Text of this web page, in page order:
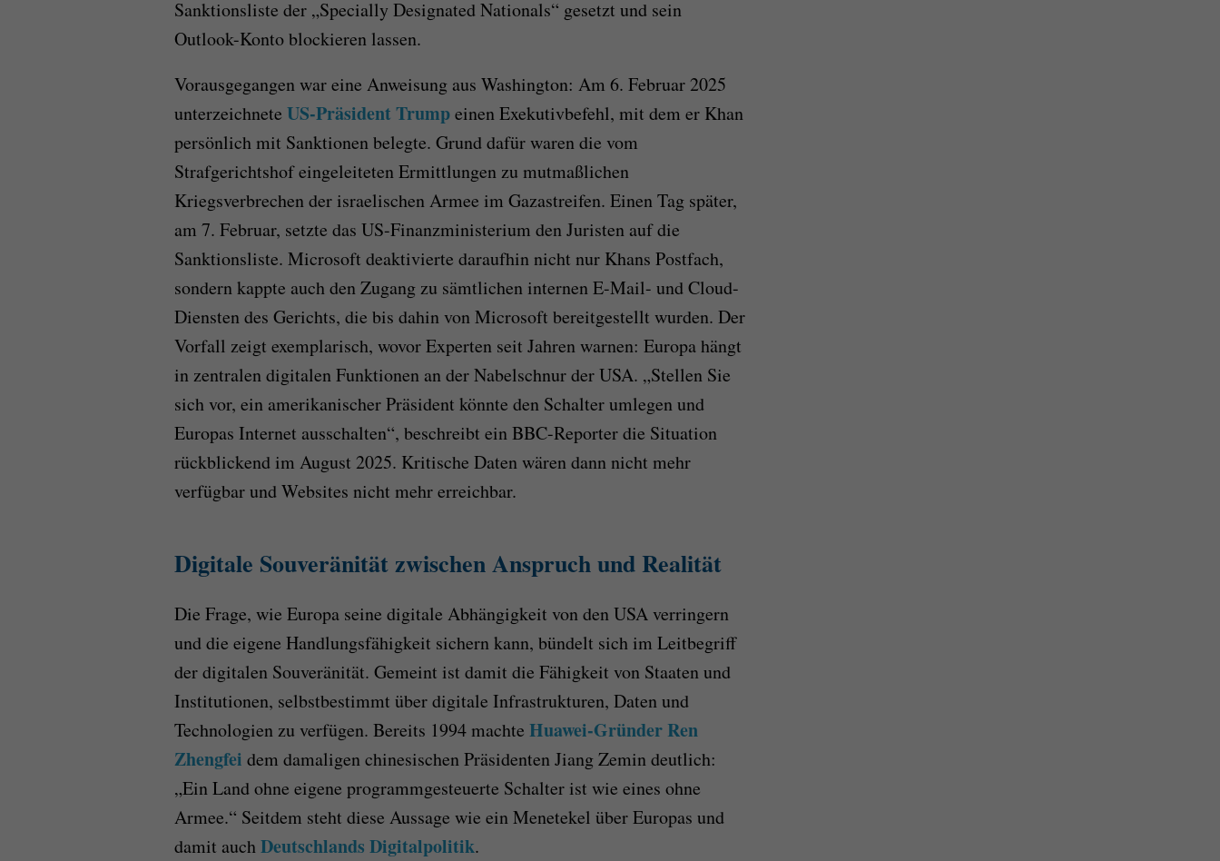
Sanktionsliste der „Specially Designated Nationals“ gesetzt und sein
Outlook-Konto blockieren lassen.
Vorausgegangen war eine Anweisung aus Washington: Am 6. Februar 2025
unterzeichnete US-Präsident Trumpeinen Exekutivbefehl, mit dem er Khan
persönlich mit Sanktionen belegte. Grund dafür waren die vom
Strafgerichtshof eingeleiteten Ermittlungen zu mutmaßlichen
Kriegsverbrechen der israelischen Armee im Gazastreifen. Einen Tag später,
am 7. Februar, setzte das US-Finanzministerium den Juristen auf die
Sanktionsliste. Microsoft deaktivierte daraufhin nicht nur Khans Postfach,
sondern kappte auch den Zugang zu sämtlichen internen E-Mail- und Cloud-
Diensten des Gerichts, die bis dahin von Microsoft bereitgestellt wurden. Der
Vorfall zeigt exemplarisch, wovor Experten seit Jahren warnen: Europa hängt
in zentralen digitalen Funktionen an der Nabelschnur der USA. „Stellen Sie
sich vor, ein amerikanischer Präsident könnte den Schalter umlegen und
Europas Internet ausschalten“, beschreibt ein BBC-Reporter die Situation
rückblickend im August 2025. Kritische Daten wären dann nicht mehr
verfügbar und Websites nicht mehr erreichbar.
Digitale Souveränität zwischen Anspruch und Realität
Die Frage, wie Europa seine digitale Abhängigkeit von den USA verringern
und die eigene Handlungsfähigkeit sichern kann, bündelt sich im Leitbegriff
der digitalen Souveränität. Gemeint ist damit die Fähigkeit von Staaten und
Institutionen, selbstbestimmt über digitale Infrastrukturen, Daten und
Technologien zu verfügen. Bereits 1994 machte Huawei-Gründer Ren
Zhengfei dem damaligen chinesischen Präsidenten Jiang Zemin deutlich:
„Ein Land ohne eigene programmgesteuerte Schalter ist wie eines ohne
Armee.“ Seitdem steht diese Aussage wie ein Menetekel über Europas und
damit auchDeutschlands Digitalpolitik.